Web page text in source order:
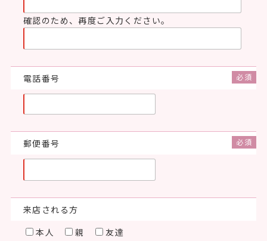
確認のため、再度ご入力ください。
電話番号
郵便番号
来店される方
本人
親 友達